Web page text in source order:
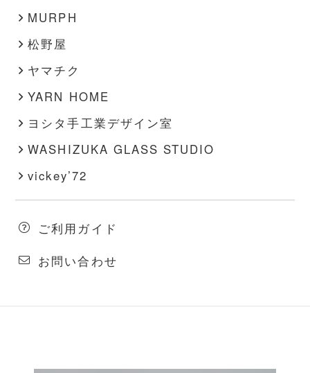
MURPH
松野屋
ヤマチク
YARN HOME
ヨシタ手工業デザイン室
WASHIZUKA GLASS STUDIO
vickey’72
ご利用ガイド
お問い合わせ